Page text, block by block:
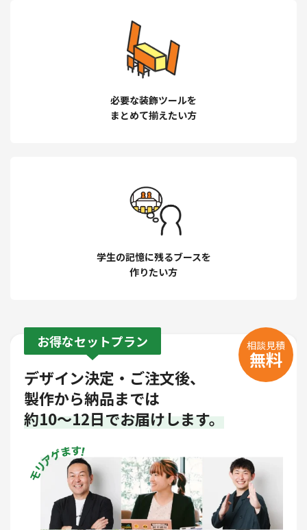
必要な装飾ツールを
まとめて揃えたい方
学生の記憶に残るブースを
作りたい方
お得なセットプラン 相談見積
無料
デザイン決定・ご注文後、
製作から納品までは
約10～12日でお届けします。